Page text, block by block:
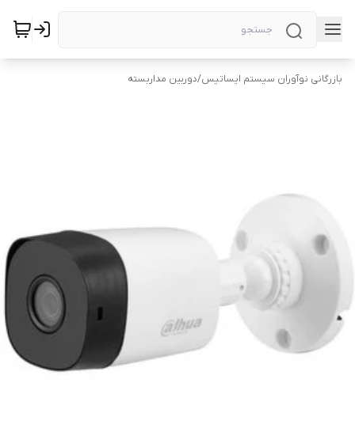
بازرگانی نوآوران سیستم ایساتیس/دوربین‌ مداربسته